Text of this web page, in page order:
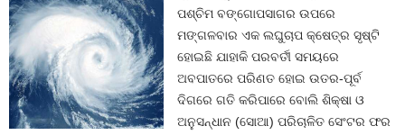
ପଶ୍ଚିମ ବଙ୍ଗୋପସାଗର ଉପରେ
ମଙ୍ଗଳବାର ଏକ ଲଘୁଚାପ କ୍ଷେତ୍ର ସୃଷ୍ଟି
ହୋଇଛି ଯାହାକି ପରବର୍ତୀ ସମୟରେ
ଅବପାତରେ ପରିଣତ ହୋଇ ଉତର-ପୂର୍ବ
ଦିଗରେ ଗତି କରିପାରେ ବୋଲି ଶିକ୍ଷା ଓ
ଅନୁସନ୍ଧାନ (ସୋଆ) ପରିଚାଳିତ ସେଂଟର ଫର